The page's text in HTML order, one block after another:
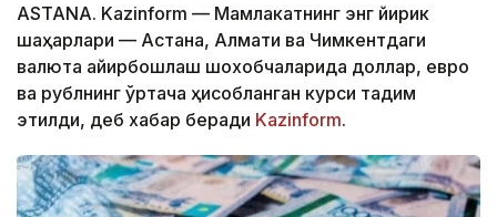
ASTANA. Kazinform — Мамлакатнинг энг йирик
шаҳарлари — Астана, Алмати ва Чимкентдаги
валюта айирбошлаш шохобчаларида доллар, евро
ва рублнинг ўртача ҳисобланган курси тақдим
этилди, деб хабар беради Kazinform.